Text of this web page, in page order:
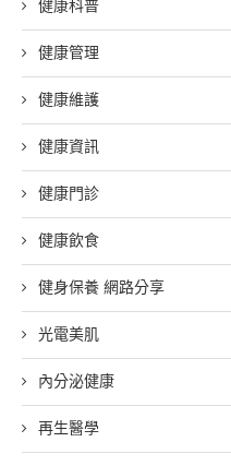
健康科普
健康管理
健康維護
健康資訊
健康門診
健康飲食
健身保養 網路分享
光電美肌
內分泌健康
再生醫學